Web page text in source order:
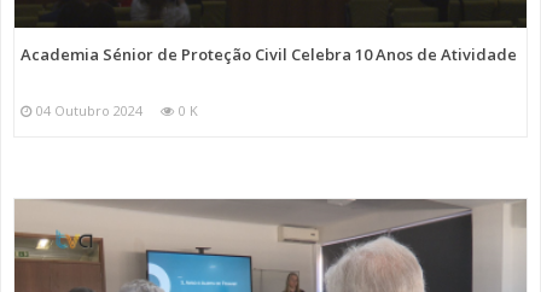
Academia Sénior de Proteção Civil Celebra 10 Anos de Atividade
04 Outubro 2024 0 K